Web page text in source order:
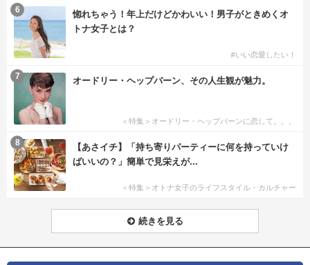
惚れちゃう！年上だけどかわいい！男子がときめくオ
トナ女子とは？
#いい恋愛したい！
6
オードリー・ヘップバーン、その人生観が魅力。
＜特集＞オードリー・ヘップバーンに恋して。。。
7
【あさイチ】「持ち寄りパーティーに何を持っていけ
ばいいの？」簡単で見栄えが...
＜特集＞オトナ女子のライフスタイル・カルチャー
8
続きを見る